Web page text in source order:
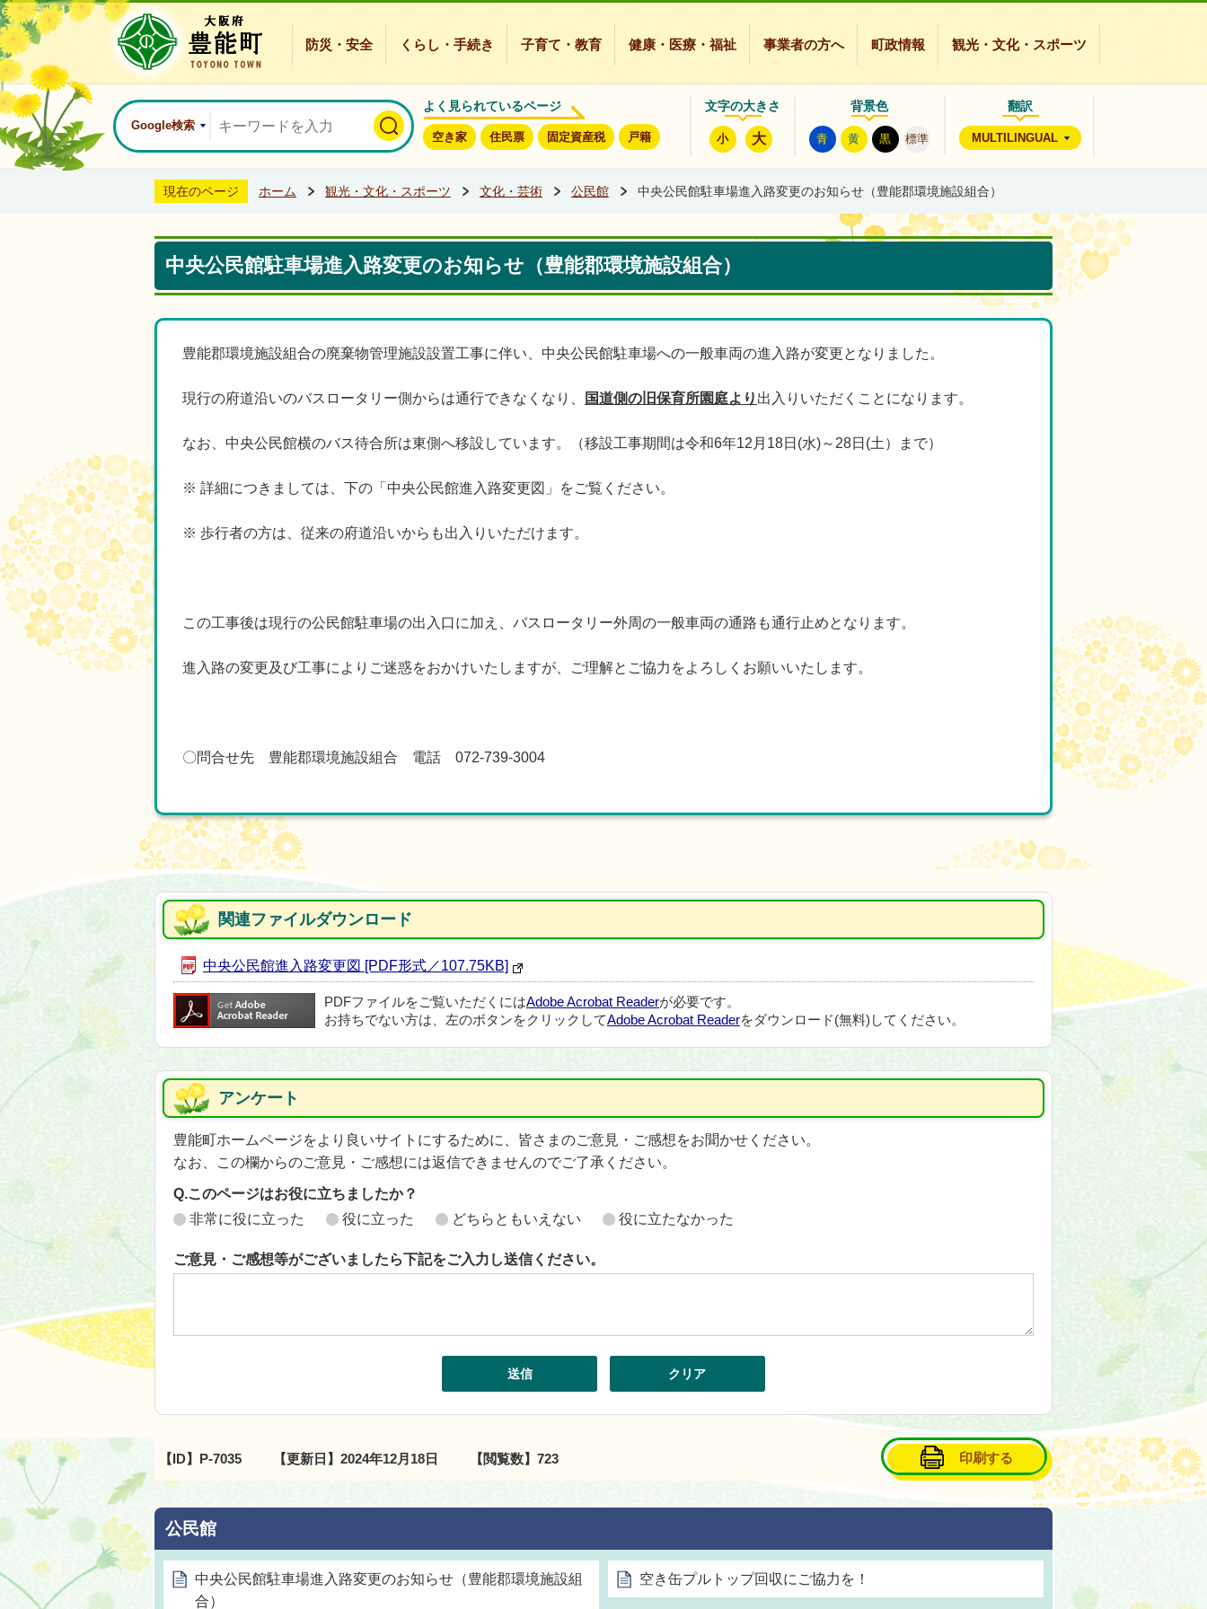
防災・安全 くらし・手続き 子育て・教育 健康・医療・福祉 事業者の方へ 町政情報 観光・文化・スポーツ
Google検索
よく見られているページ
空き家 住民票 固定資産税 戸籍
文字の大きさ
小 大
背景色
青 黄 黒 標準
翻訳
MULTILINGUAL
現在のページ ホーム 観光・文化・スポーツ 文化・芸術 公民館 中央公民館駐車場進入路変更のお知らせ（豊能郡環境施設組合）
中央公民館駐車場進入路変更のお知らせ（豊能郡環境施設組合）
豊能郡環境施設組合の廃棄物管理施設設置工事に伴い、中央公民館駐車場への一般車両の進入路が変更となりました。
現行の府道沿いのバスロータリー側からは通行できなくなり、 国道側の旧保育所園庭より 出入りいただくことになります。
なお、中央公民館横のバス待合所は東側へ移設しています。（移設工事期間は令和6年12月18日(水)～28日(土）まで）
※ 詳細につきましては、下の「中央公民館進入路変更図」をご覧ください。
※ 歩行者の方は、従来の府道沿いからも出入りいただけます。
この工事後は現行の公民館駐車場の出入口に加え、バスロータリー外周の一般車両の通路も通行止めとなります。
進入路の変更及び工事によりご迷惑をおかけいたしますが、ご理解とご協力をよろしくお願いいたします。
〇問合せ先 豊能郡環境施設組合 電話 072-739-3004
関連ファイルダウンロード
中央公民館進入路変更図 [PDF形式／107.75KB]
PDFファイルをご覧いただくにはAdobe Acrobat Readerが必要です。
お持ちでない方は、左のボタンをクリックしてAdobe Acrobat Readerをダウンロード(無料)してください。
アンケート
豊能町ホームページをより良いサイトにするために、皆さまのご意見・ご感想をお聞かせください。
なお、この欄からのご意見・ご感想には返信できませんのでご了承ください。
Q.このページはお役に立ちましたか？
非常に役に立った
役に立った どちらともいえない 役に立たなかった
ご意見・ご感想等がございましたら下記をご入力し送信ください。
【ID】 P-7035 【更新日】 2024年12月18日 【閲覧数】 723 印刷する
公民館
中央公民館駐車場進入路変更のお知らせ（豊能郡環境施設組
合）
空き缶プルトップ回収にご協力を！